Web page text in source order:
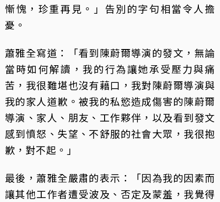
慚愧，珍重再見。」告別的字句相當令人擔
憂。
蕭雅全寫道：「看到陳蔚爾導演的發文，無論
當時如何解讀，我的行為讓她承受壓力與痛
苦，我很難堪也沒有藉口，我對陳蔚爾導演與
我的家人道歉。被我的私慾造成傷害的陳蔚爾
導演、家人、朋友、工作夥伴，以及看到發文
感到憤怒、失望、不舒服的社會大眾，我很抱
歉，對不起。」
最後，蕭雅全嚴肅的表示：「因為我的因素而
讓其他工作者遭受波及、否定及蒙羞，我覺得